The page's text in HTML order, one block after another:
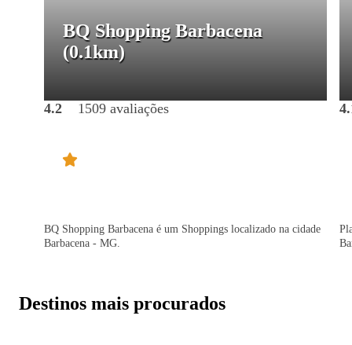
BQ Shopping Barbacena
(0.1km)
4.2 1509 avaliações
BQ Shopping Barbacena é um Shoppings localizado na cidade
Barbacena - MG.
Destinos mais procurados